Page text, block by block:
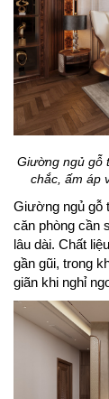
Giường ngủ gỗ
chắc, ấm áp
Giường ngủ gỗ
căn phòng cần
lâu dài. Chất
gần gũi, trong
giãn khi nghỉ